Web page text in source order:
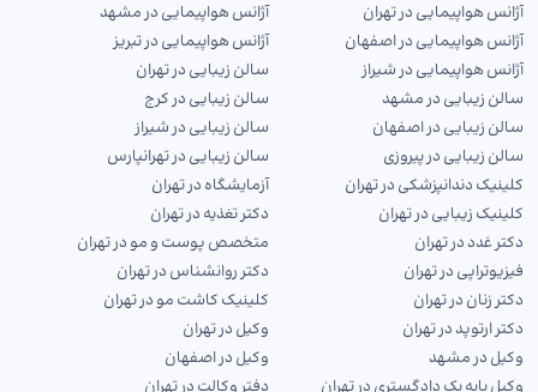
آژانس هواپیمایی در تهران
آژانس هواپیمایی در مشهد
آژانس هواپیمایی در اصفهان
آژانس هواپیمایی در تبریز
آژانس هواپیمایی در شیراز
سالن زیبایی در تهران
سالن زیبایی در مشهد
سالن زیبایی در کرج
سالن زیبایی در اصفهان
سالن زیبایی در شیراز
سالن زیبایی در پیروزی
سالن زیبایی در تهرانپارس
کلینیک دندانپزشکی در تهران
آزمایشگاه در تهران
کلینیک زیبایی در تهران
دکتر تغذیه در تهران
دکتر غدد در تهران
متخصص پوست و مو در تهران
فیزیوتراپی در تهران
دکتر روانشناس در تهران
دکتر زنان در تهران
کلینیک کاشت مو در تهران
دکتر ارتوپد در تهران
وکیل در تهران
وکیل در مشهد
وکیل در اصفهان
وکیل پایه یک دادگستری در تهران
دفتر وکالت در تهران